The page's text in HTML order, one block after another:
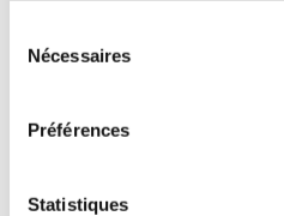
Nécessaires
Préférences
Statistiques